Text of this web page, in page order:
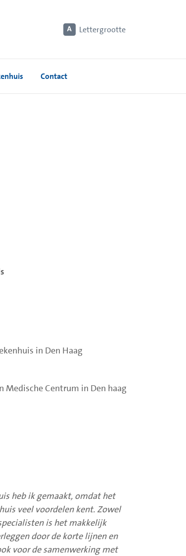
Lettergrootte
Contact
in Den Haag
Medische Centrum in Den haag
heb ik gemaakt, omdat het
veel voordelen kent. Zowel
is het makkelijk
door de korte lijnen en
voor de samenwerking met